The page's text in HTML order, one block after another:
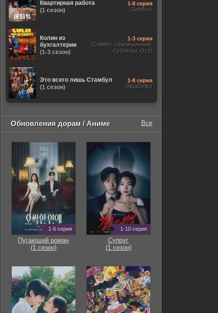
Квартирная работа
(1 сезон)
1-8 серия
(SoftBox)
Колин из
бухгалтерии
(1-3 сезон)
1-3 серия
(Coldfilm, Оригинальный,
Субтитры, Ozz)
Это всего лишь Стамбул
(1 сезон)
1-8 серия
(AlisaDirilis)
Обновления дорам / Аниме Все
1-6 серия
Пугающий роман
(1 сезон)
1-10 серия
Супруг
(1 сезон)